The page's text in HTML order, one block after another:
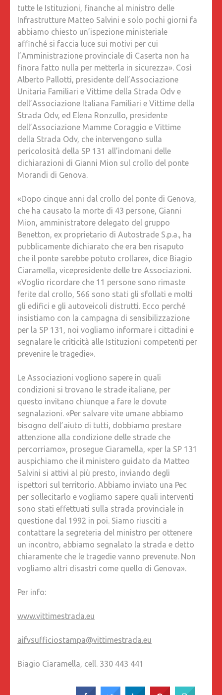
tutte le Istituzioni, finanche al ministro delle
Infrastrutture Matteo Salvini e solo pochi giorni fa
abbiamo chiesto un’ispezione ministeriale
affinché si faccia luce sui motivi per cui
l’Amministrazione provinciale di Caserta non ha
finora fatto nulla per metterla in sicurezza». Così
Alberto Pallotti, presidente dell’Associazione
Unitaria Familiari e Vittime della Strada Odv e
dell’Associazione Italiana Familiari e Vittime della
Strada Odv, ed Elena Ronzullo, presidente
dell’Associazione Mamme Coraggio e Vittime
della Strada Odv, che intervengono sulla
pericolosità della SP 131 all’indomani delle
dichiarazioni di Gianni Mion sul crollo del ponte
Morandi di Genova.
«Dopo cinque anni dal crollo del ponte di Genova,
che ha causato la morte di 43 persone, Gianni
Mion, amministratore delegato del gruppo
Benetton, ex proprietario di Autostrade S.p.a., ha
pubblicamente dichiarato che era ben risaputo
che il ponte sarebbe potuto crollare», dice Biagio
Ciaramella, vicepresidente delle tre Associazioni.
«Voglio ricordare che 11 persone sono rimaste
ferite dal crollo, 566 sono stati gli sfollati e molti
gli edifici e gli autoveicoli distrutti. Ecco perché
insistiamo con la campagna di sensibilizzazione
per la SP 131, noi vogliamo informare i cittadini e
segnalare le criticità alle Istituzioni competenti per
prevenire le tragedie».
Le Associazioni vogliono sapere in quali
condizioni si trovano le strade italiane, per
questo invitano chiunque a fare le dovute
segnalazioni. «Per salvare vite umane abbiamo
bisogno dell’aiuto di tutti, dobbiamo prestare
attenzione alla condizione delle strade che
percorriamo», prosegue Ciaramella, «per la SP 131
auspichiamo che il ministero guidato da Matteo
Salvini si attivi al più presto, inviando degli
ispettori sul territorio. Abbiamo inviato una Pec
per sollecitarlo e vogliamo sapere quali interventi
sono stati effettuati sulla strada provinciale in
questione dal 1992 in poi. Siamo riusciti a
contattare la segreteria del ministro per ottenere
un incontro, abbiamo segnalato la strada e detto
chiaramente che le tragedie vanno prevenute. Non
vogliamo altri disastri come quello di Genova».
Per info:
www.vittimestrada.eu
aifvsufficiostampa@vittimestrada.eu
Biagio Ciaramella, cell. 330 443 441